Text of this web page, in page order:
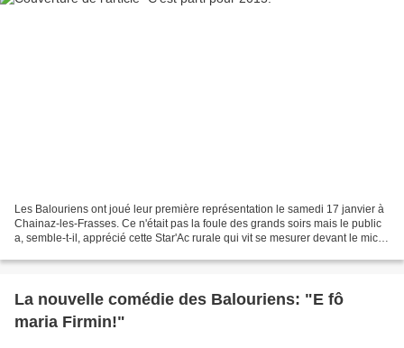
Les Balouriens ont joué leur première représentation le samedi 17 janvier à
Chainaz-les-Frasses. Ce n'était pas la foule des grands soirs mais le public
a, semble-t-il, apprécié cette Star'Ac rurale qui vit se mesurer devant le micro
La nouvelle comédie des Balouriens: "E fô
maria Firmin!"